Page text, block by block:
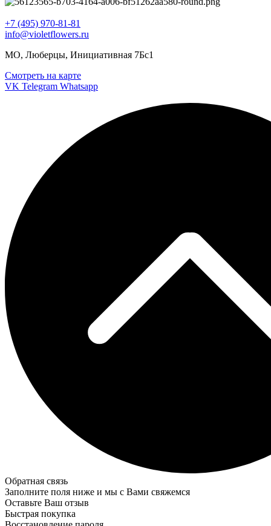
+7 (495) 970-81-81
info@violetflowers.ru
МО, Люберцы, Инициативная 7Бс1
Смотреть на карте
VK Telegram Whatsapp
Обратная связь
Заполните поля ниже и мы с Вами свяжемся
Оставьте Ваш отзыв
Быстрая покупка